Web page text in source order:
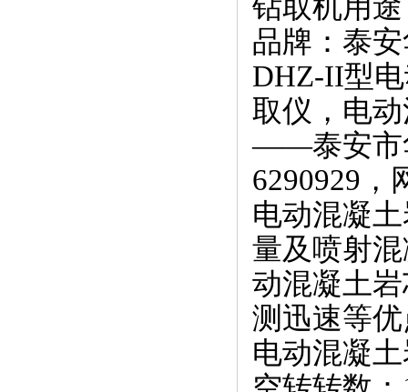
钻取机用途
品牌：泰
DHZ-II型
取仪，电
——泰安市
6290929
电动混凝
量及喷射
动混凝土
测迅速等
电动混凝